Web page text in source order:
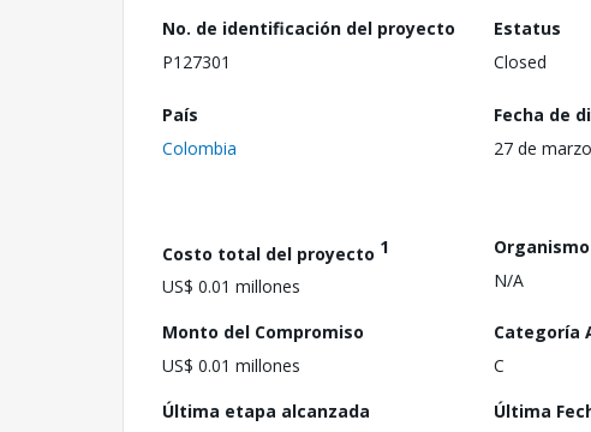
No. de identificación del proyecto
P127301
Estatus
Closed
País
Colombia
Fecha de
27 de
Costo total del proyecto 1
US$ 0.01 millones
N/A
Monto del Compromiso
US$ 0.01 millones
Categoría
C
Última etapa alcanzada
Última